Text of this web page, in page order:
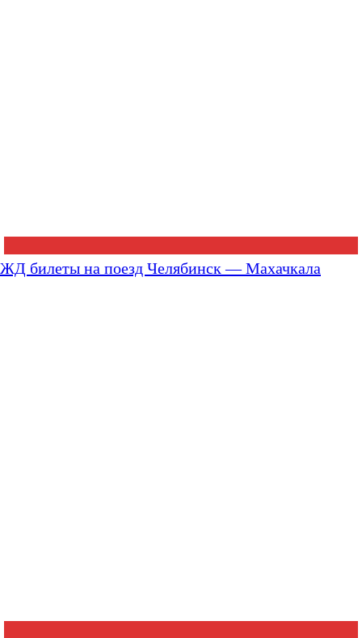
ЖД билеты на поезд Челябинск — Махачкала